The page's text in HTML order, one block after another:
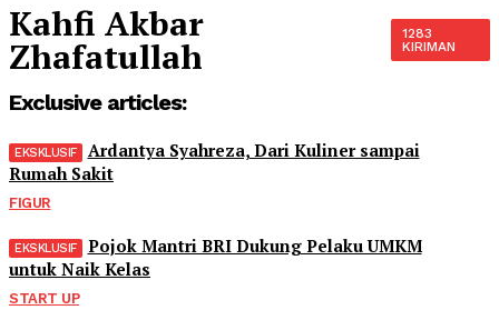
Kahfi Akbar
Zhafatullah
1283
KIRIMAN
Exclusive articles:
Ardantya Syahreza, Dari Kuliner sampai
Rumah Sakit
FIGUR
Pojok Mantri BRI Dukung Pelaku UMKM
untuk Naik Kelas
START UP